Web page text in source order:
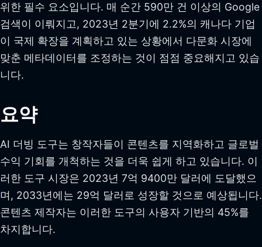
위한 필수 요소입니다. 매 순간 590만 건 이상의 Google
검색이 이뤄지고, 2023년 2분기에 2.2%의 캐나다 기업
이 국제 확장을 계획하고 있는 상황에서 다문화 시장에
맞춘 메타데이터를 조정하는 것이 점점 중요해지고 있습
니다.
요약
AI 더빙 도구는 창작자들이 콘텐츠를 지역화하고 글로벌
수익 기회를 개척하는 것을 더욱 쉽게 하고 있습니다. 이
러한 도구 시장은 2023년 7억 9400만 달러에 도달했으
며, 2033년에는 29억 달러로 성장할 것으로 예상됩니다.
콘텐츠 제작자는 이러한 도구의 사용자 기반의 45%를
차지합니다.